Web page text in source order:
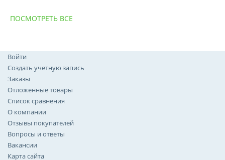
ПОСМОТРЕТЬ ВСЕ
Войти
Создать учетную запись
Заказы
Отложенные товары
Список сравнения
О компании
Отзывы покупателей
Вопросы и ответы
Вакансии
Карта сайта